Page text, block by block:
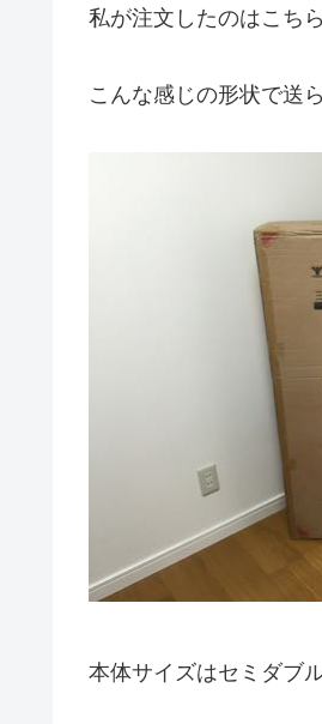
私が注文したのはこち
こんな感じの形状で送
本体サイズはセミダブ